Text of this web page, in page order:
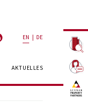
EN DE
AKTUELLES